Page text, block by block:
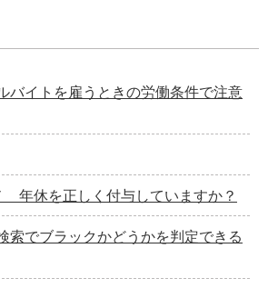
バイトを雇うときの労働条件で注意
年休を正しく付与していますか？
索でブラックかどうかを判定できる